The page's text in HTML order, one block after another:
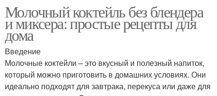
Молочный коктейль без блендера
и миксера: простые рецепты для
дома
Введение
Молочные коктейли – это вкусный и полезный напиток,
который можно приготовить в домашних условиях. Они
идеально подходят для завтрака, перекуса или даже для